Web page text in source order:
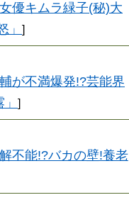
優キムラ緑子(秘)大
」 ]
が不満爆発!?芸能界
]
不能!?バカの壁!養老